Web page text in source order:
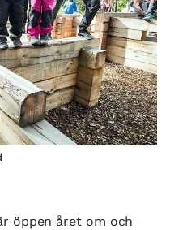
öppen året om och